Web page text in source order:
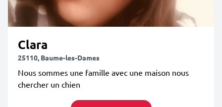
Clara
25110, Baume-les-Dames
Nous sommes une famille avec une maison nous
chercher un chien